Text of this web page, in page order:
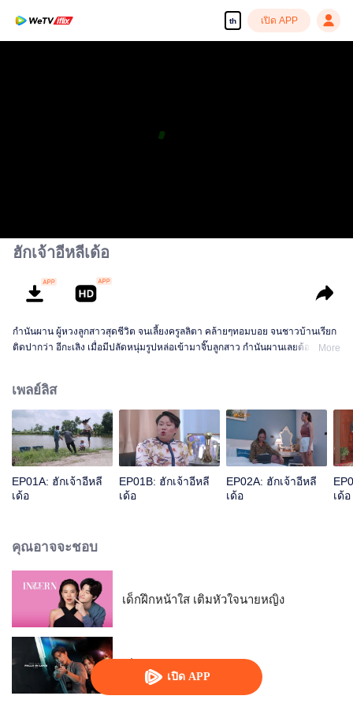
th เปิด APP
เปิด APP
ฮักเจ้าอีหลีเด้อ
กำนันผาน ผู้หวงลูกสาวสุดชีวิต จนเลี้ยงครูลลิตา คล้ายๆทอมบอย จนชาวบ้านเรียก
ติดปากว่า อีกะเลิง เมื่อมีปลัดหนุ่มรูปหล่อเข้ามาจิ๊บลูกสาว กำนันผานเลยต้องหา
หวลกลับมาทั้งๆที่เธอมี ไทด์ สามีไฮโซเคียงข้าง ไทด์พร้อมจะทำลายทุกคนที่บังอาจ
มายุ่งกับผู้หญิงของเขา.....
More
เพลย์ลิส
EP01A: ฮักเจ้าอีหลี
เด้อ
EP01B: ฮักเจ้าอีหลี
เด้อ
EP02A: ฮักเจ้าอีหลี
เด้อ
เด้อ
คุณอาจจะชอบ
เด็กฝึกหน้าใส เติมหัวใจนายหญิง